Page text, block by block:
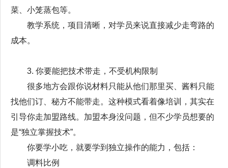
菜、小笼蒸包等。
教学系统，项目清晰，对学员来说直接减少走弯路的
成本。
3. 你要能把技术带走，不受机构限制
很多地方会跟你说材料只能从他们那里买、酱料只能
找他们订、秘方不能带走。这种模式看着像培训，其实在
引导你走加盟路线。加盟本身没问题，但不少学员想要的
是“独立掌握技术”。
你要学小吃，就要学到独立操作的能力，包括：
调料比例